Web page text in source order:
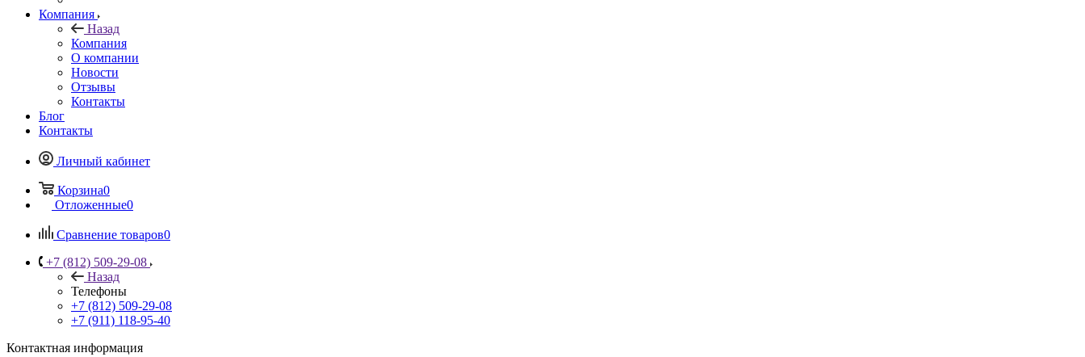
Компания
Назад
Компания
О компании
Новости
Отзывы
Контакты
Блог
Контакты
Личный кабинет
Корзина0
Отложенные0
Сравнение товаров0
+7 (812) 509-29-08
Назад
Телефоны
+7 (812) 509-29-08
+7 (911) 118-95-40
Контактная информация